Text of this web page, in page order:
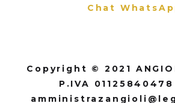
Chat
Copyright © 2021
P.IVA 01125840478